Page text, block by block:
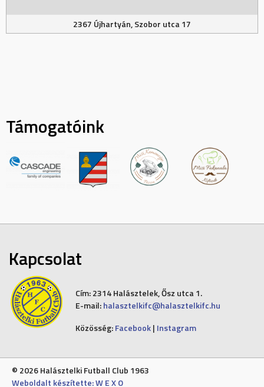
2367 Újhartyán, Szobor utca 17
Támogatóink
Kapcsolat
Cím:2314 Halásztelek, Ősz utca 1.
E-mail: halasztelkifc@halasztelkifc.hu
Közösség: Facebook| Instagram
© 2026 Halásztelki Futball Club 1963
Weboldalt készítette: W E X O